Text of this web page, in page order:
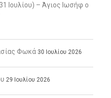
Ιουλίου) – Άγιος Ιωσήφ ο
Φωκά 30 Ιουλίου 2026
29 Ιουλίου 2026